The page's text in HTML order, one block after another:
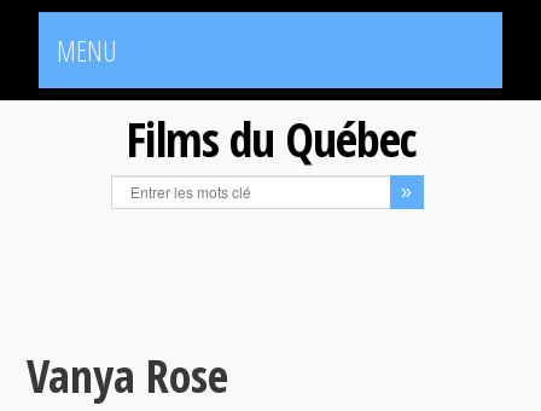
MENU
Films du Québec
Vanya Rose